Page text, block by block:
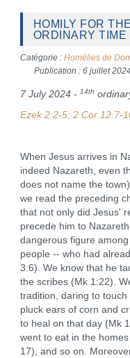
HOMILY FOR
ORDINARY
Catégorie : Homélies de
Publication : 6 juillet 2024
7 July 2024 - 14th
Ezek 2:2-5; 2 Cor 12:7-
When Jesus arrives in
indeed Nazareth, even
does not name the
we read the preceding
that not only did Jesus'
precede him to
dangerous figure
people -- who had
3:6). We know that he
the scribes (Mk 1:22).
tradition, daring to
pluck ears of corn and
to heal on that day (Mk
went to eat in the
17), and so on.